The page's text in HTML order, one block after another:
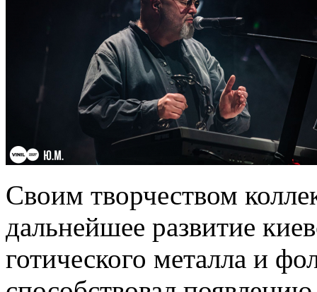
Своим творчеством
дальнейшее развитие
готического металла и